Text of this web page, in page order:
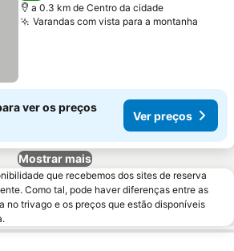
a 0.3 km de Centro da cidade
Varandas com vista para a montanha
ver os preços
Ver preços
Mostrar mais
que recebemos dos sites de reserva
Como tal, pode haver diferenças entre as
no trivago e os preços que estão disponíveis